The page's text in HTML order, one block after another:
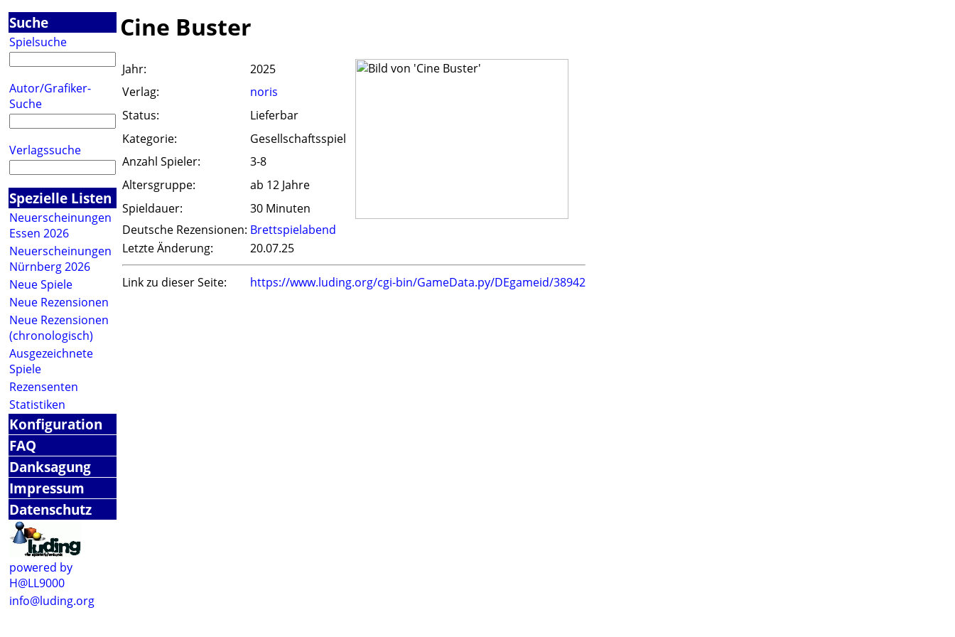
Suche
Spielsuche
Autor/Grafiker-
Suche
Verlagssuche
Spezielle Listen
Neuerscheinungen
Essen 2026
Neuerscheinungen
Nürnberg 2026
Neue Spiele
Neue Rezensionen
Neue Rezensionen
(chronologisch)
Ausgezeichnete
Spiele
Rezensenten
Statistiken
Konfiguration
FAQ
Danksagung
Impressum
Datenschutz
powered by
H@LL9000
info@luding.org
Cine Buster
Jahr:
2025
Verlag:
noris
Status:
Lieferbar
Kategorie:
Gesellschaftsspiel
Anzahl Spieler:
3-8
Altersgruppe:
ab 12 Jahre
Spieldauer:
30 Minuten
Deutsche Rezensionen: Brettspielabend
Letzte Änderung:
20.07.25
Link zu dieser Seite: https://www.luding.org/cgi-bin/GameData.py/DEgameid/38942